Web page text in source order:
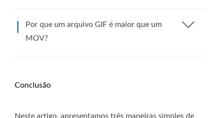
Por que um arquivo GIF é maior que um
MOV?
Conclusão
Neste artigo, apresentamos três maneiras simples de